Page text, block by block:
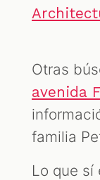
Otras
avenida
familia
Lo que sí